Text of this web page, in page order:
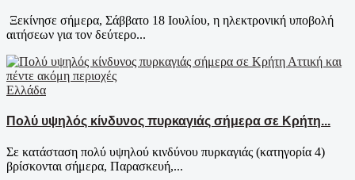
Ξεκίνησε σήμερα, Σάββατο 18 Ιουλίου, η ηλεκτρονική υποβολή
αιτήσεων για τον δεύτερο...
Ελλάδα
Πολύ υψηλός κίνδυνος πυρκαγιάς σήμερα σε Κρήτη...
Σε κατάσταση πολύ υψηλού κινδύνου πυρκαγιάς (κατηγορία 4)
βρίσκονται σήμερα, Παρασκευή,...